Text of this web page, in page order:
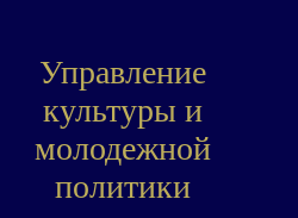
Управление
культуры и
молодежной
политики